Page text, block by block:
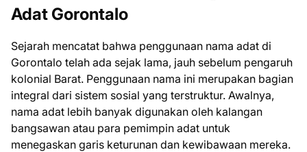
Adat Gorontalo
Sejarah mencatat bahwa penggunaan nama adat di
Gorontalo telah ada sejak lama, jauh sebelum pengaruh
kolonial Barat. Penggunaan nama ini merupakan bagian
integral dari sistem sosial yang terstruktur. Awalnya,
nama adat lebih banyak digunakan oleh kalangan
bangsawan atau para pemimpin adat untuk
menegaskan garis keturunan dan kewibawaan mereka.